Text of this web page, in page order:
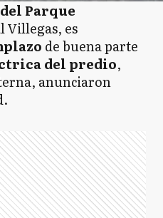
Parque
Villegas, es
de buena parte
del predio,
anunciaron